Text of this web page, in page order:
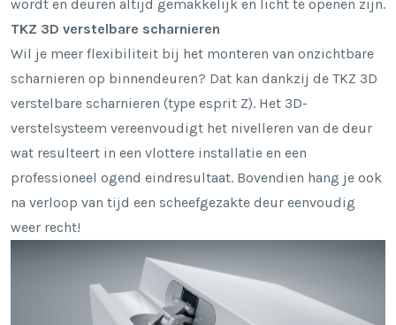
wordt en deuren altijd gemakkelijk en licht te openen zijn.
TKZ 3D verstelbare scharnieren
Wil je meer flexibiliteit bij het monteren van onzichtbare
scharnieren op binnendeuren? Dat kan dankzij de TKZ 3D
verstelbare scharnieren (type esprit Z). Het 3D-
verstelsysteem vereenvoudigt het nivelleren van de deur
wat resulteert in een vlottere installatie en een
professioneel ogend eindresultaat. Bovendien hang je ook
na verloop van tijd een scheefgezakte deur eenvoudig
weer recht!